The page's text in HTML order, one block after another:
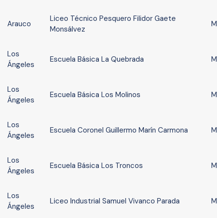
Arauco
Liceo Técnico Pesquero Filidor Gaete
Monsálvez
Los
Ángeles
Escuela Básica La Quebrada
Los
Ángeles
Escuela Básica Los Molinos
Los
Ángeles
Escuela Coronel Guillermo Marín Carmona
Los
Ángeles
Escuela Básica Los Troncos
Los
Ángeles
Liceo Industrial Samuel Vivanco Parada